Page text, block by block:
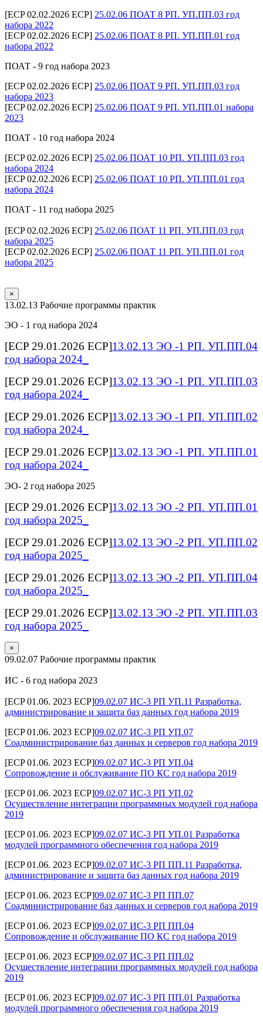
[ECP 02.02.2026 ECP] 25.02.06 ПОАТ 8 РП. УП.ПП.03 год
набора 2022
[ECP 02.02.2026 ECP] 25.02.06 ПОАТ 8 РП. УП.ПП.01 год
набора 2022
ПОАТ - 9 год набора 2023
[ECP 02.02.2026 ECP] 25.02.06 ПОАТ 9 РП. УП.ПП.03 год
набора 2023
[ECP 02.02.2026 ECP] 25.02.06 ПОАТ 9 РП. УП.ПП.01 набора
2023
ПОАТ - 10 год набора 2024
[ECP 02.02.2026 ECP] 25.02.06 ПОАТ 10 РП. УП.ПП.03 год
набора 2024
[ECP 02.02.2026 ECP] 25.02.06 ПОАТ 10 РП. УП.ПП.01 год
набора 2024
ПОАТ - 11 год набора 2025
[ECP 02.02.2026 ECP] 25.02.06 ПОАТ 11 РП. УП.ПП.03 год
набора 2025
[ECP 02.02.2026 ECP] 25.02.06 ПОАТ 11 РП. УП.ПП.01 год
набора 2025
×
13.02.13 Рабочие программы практик
ЭО - 1 год набора 2024
[ECP 29.01.2026 ECP]13.02.13 ЭО -1 РП. УП.ПП.04
год набора 2024_
[ECP 29.01.2026 ECP]13.02.13 ЭО -1 РП. УП.ПП.03
год набора 2024_
[ECP 29.01.2026 ECP]13.02.13 ЭО -1 РП. УП.ПП.02
год набора 2024_
[ECP 29.01.2026 ECP]13.02.13 ЭО -1 РП. УП.ПП.01
год набора 2024_
ЭО- 2 год набора 2025
[ECP 29.01.2026 ECP]13.02.13 ЭО -2 РП. УП.ПП.01
год набора 2025_
[ECP 29.01.2026 ECP]13.02.13 ЭО -2 РП. УП.ПП.02
год набора 2025_
[ECP 29.01.2026 ECP]13.02.13 ЭО -2 РП. УП.ПП.04
год набора 2025_
[ECP 29.01.2026 ECP]13.02.13 ЭО -2 РП. УП.ПП.03
год набора 2025_
×
09.02.07 Рабочие программы практик
ИС - 6 год набора 2023
[ECP 01.06. 2023 ECP]09.02.07 ИС-3 РП УП.11 Разработка,
администрирование и защита баз данных год набора 2019
[ECP 01.06. 2023 ECP]09.02.07 ИС-3 РП УП.07
Соадминистрирование баз данных и серверов год набора 2019
[ECP 01.06. 2023 ECP]09.02.07 ИС-3 РП УП.04
Сопровождение и обслуживание ПО КС год набора 2019
[ECP 01.06. 2023 ECP]09.02.07 ИС-3 РП УП.02
Осуществление интеграции программных модулей год набора
2019
[ECP 01.06. 2023 ECP]09.02.07 ИС-3 РП УП.01 Разработка
модулей программного обеспечения год набора 2019
[ECP 01.06. 2023 ECP]09.02.07 ИС-3 РП ПП.11 Разработка,
администрирование и защита баз данных год набора 2019
[ECP 01.06. 2023 ECP]09.02.07 ИС-3 РП ПП.07
Соадминистрирование баз данных и серверов год набора 2019
[ECP 01.06. 2023 ECP]09.02.07 ИС-3 РП ПП.04
Сопровождение и обслуживание ПО КС год набора 2019
[ECP 01.06. 2023 ECP]09.02.07 ИС-3 РП ПП.02
Осуществление интеграции программных модулей год набора
2019
[ECP 01.06. 2023 ECP]09.02.07 ИС-3 РП ПП.01 Разработка
модулей программного обеспечения год набора 2019